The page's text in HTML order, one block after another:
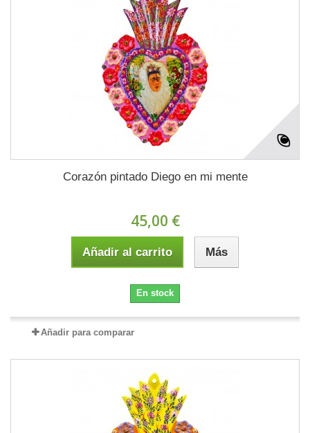
Corazón pintado Diego en mi mente
45,00 €
Añadir al carrito Más
En stock
Añadir para comparar